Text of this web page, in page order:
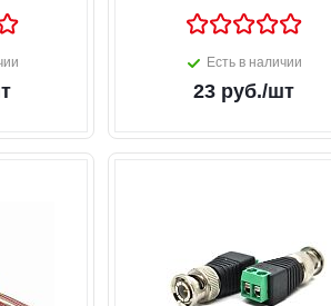
Есть в наличии
23руб./шт